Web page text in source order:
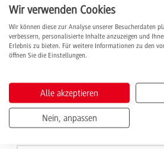
persönlich durch den gesamten Prozess.
Kontakt: mm.ma@dhbw.de– die
Fragen selbstverständlich auch telefonisch zur
Mannheim – inklusive
Bereits dabei!
Wir verwenden Cookies
Wir können diese zur Analyse unserer Besucherdaten
verbessern, personalisierte Inhalte anzuzeigen und
Erlebnis zu bieten. Für weitere Informationen zu den
öffnen Sie die Einstellungen.
Alle akzeptieren
Nein, anpassen